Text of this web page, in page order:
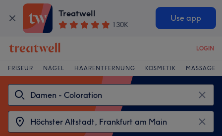
Treatwell
130K
Use app
LOGIN
FRISEUR NÄGEL HAARENTFERNUNG KOSMETIK MASSAGE